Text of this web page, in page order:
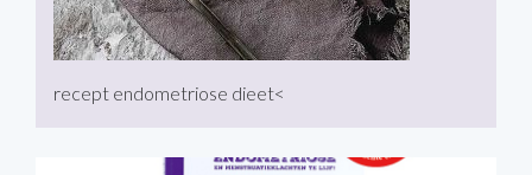
recept endometriose dieet<